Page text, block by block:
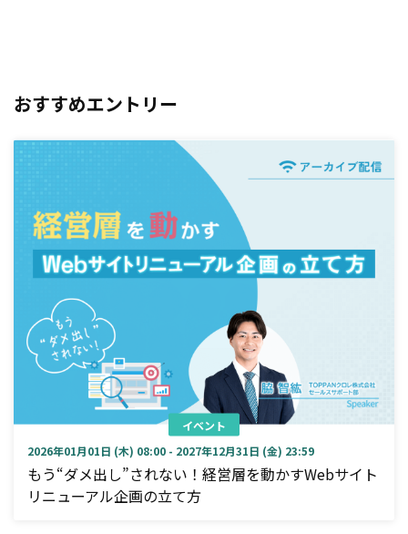
おすすめエントリー
イベント
2026年01月01日 (木) 08:00 - 2027年12月31日 (金) 23:59
もう“ダメ出し”されない！経営層を動かすWebサイト
リニューアル企画の立て方